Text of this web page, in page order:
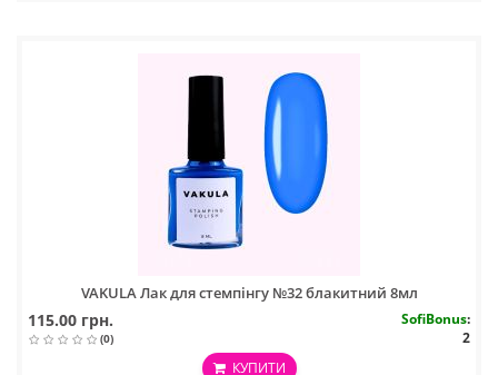
VAKULA Лак для стемпінгу №32 блакитний 8мл
115.00 грн.
(0)
SofiBonus:
2
КУПИТИ